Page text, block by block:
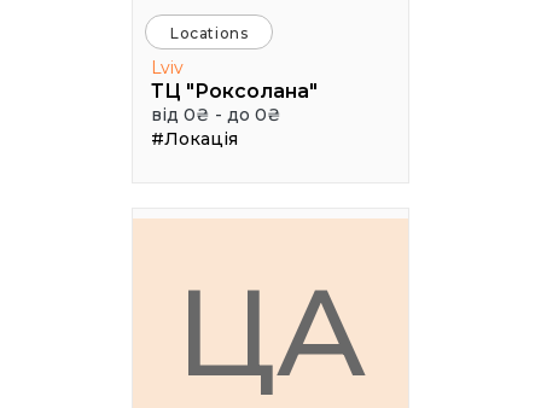
Locations
Lviv
ТЦ "Роксолана"
від 0₴ - до 0₴
#Локація
ЦА